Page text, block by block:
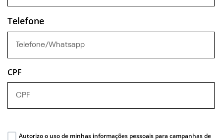
Telefone
CPF
Autorizo o uso de minhas informações pessoais para campanhas de